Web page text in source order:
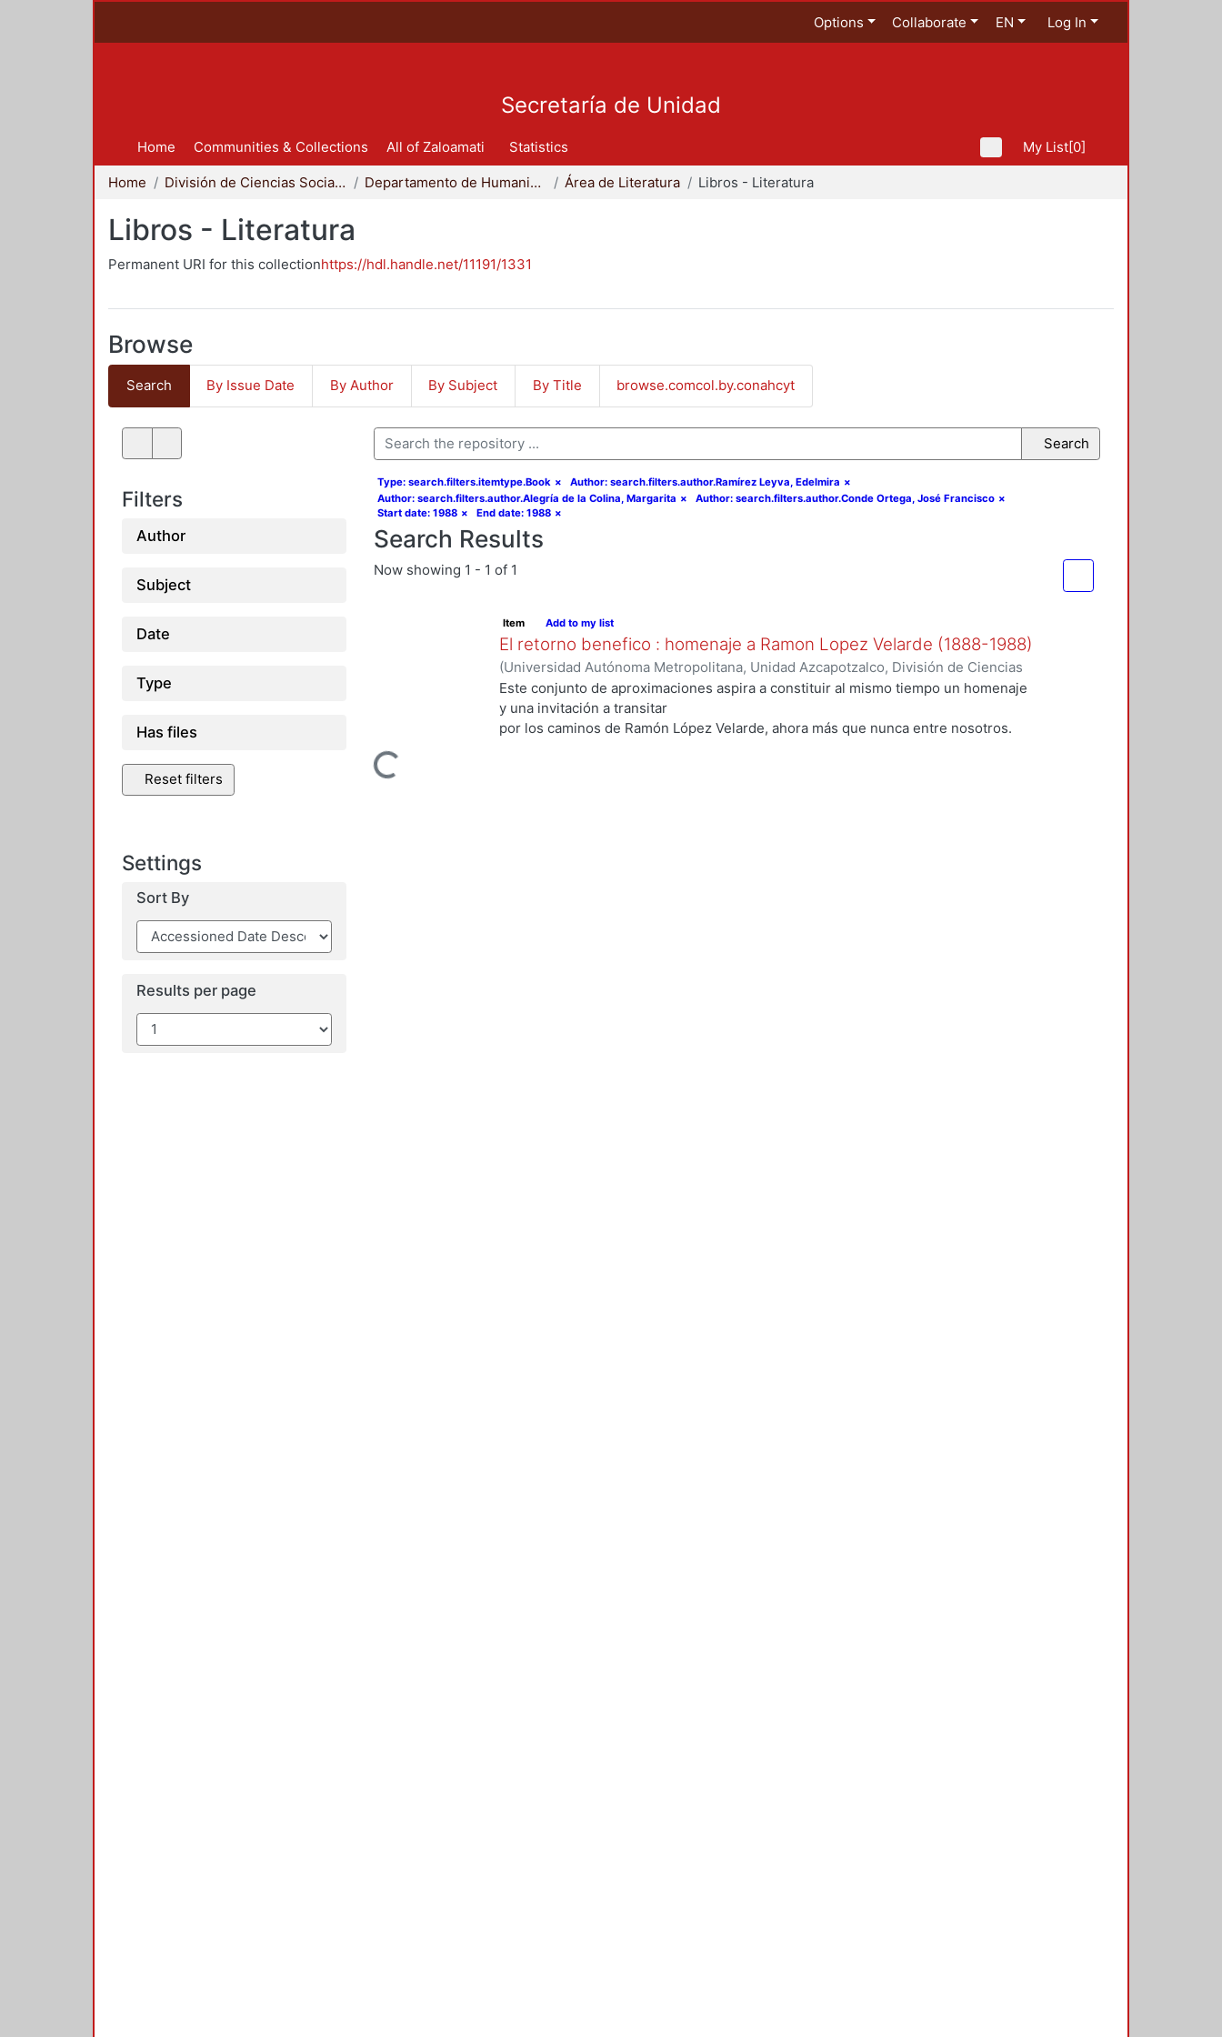
Options Collaborate EN Log In
Secretaría de Unidad
Home Communities & Collections All of Zaloamati Statistics My List[0]
Home División de Ciencias Sociales y Humanidades Departamento de Humanidades Área de Literatura Libros - Literatura
Libros - Literatura
Permanent URI for this collectionhttps://hdl.handle.net/11191/1331
Browse
Search By Issue Date By Author By Subject By Title browse.comcol.by.conahcyt
Filters
Author
Subject
Date
Type
Has files
Reset filters
Settings
Sort By
Results per page
Search
Type: search.filters.itemtype.Book × Author: search.filters.author.Ramírez Leyva, Edelmira ×
Author: search.filters.author.Alegría de la Colina, Margarita × Author: search.filters.author.Conde Ortega, José Francisco ×
Start date: 1988 × End date: 1988 ×
Search Results
Now showing 1 - 1 of 1
Loading...
Item Add to my list
El retorno benefico : homenaje a Ramon Lopez Velarde (1888-1988)
(Universidad Autónoma Metropolitana, Unidad Azcapotzalco, División de Ciencias
Sociales y Humanidades, Departamento de Humanidades, Área de Literatura,1988
Quirarte, Vicente;Conde Ortega, José Francisco
Leyva, Edelmira;Alegría de la Colina, Margarita;Salazar Muro, Severino;Morales,
Este conjunto de aproximaciones aspira a constituir al mismo tiempo un homenaje
y una invitación a transitar
por los caminos de Ramón López Velarde, ahora más que nunca entre nosotros.